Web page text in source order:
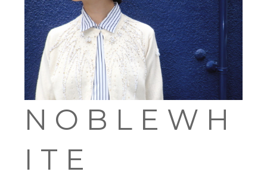
N O B L E W H
I T E